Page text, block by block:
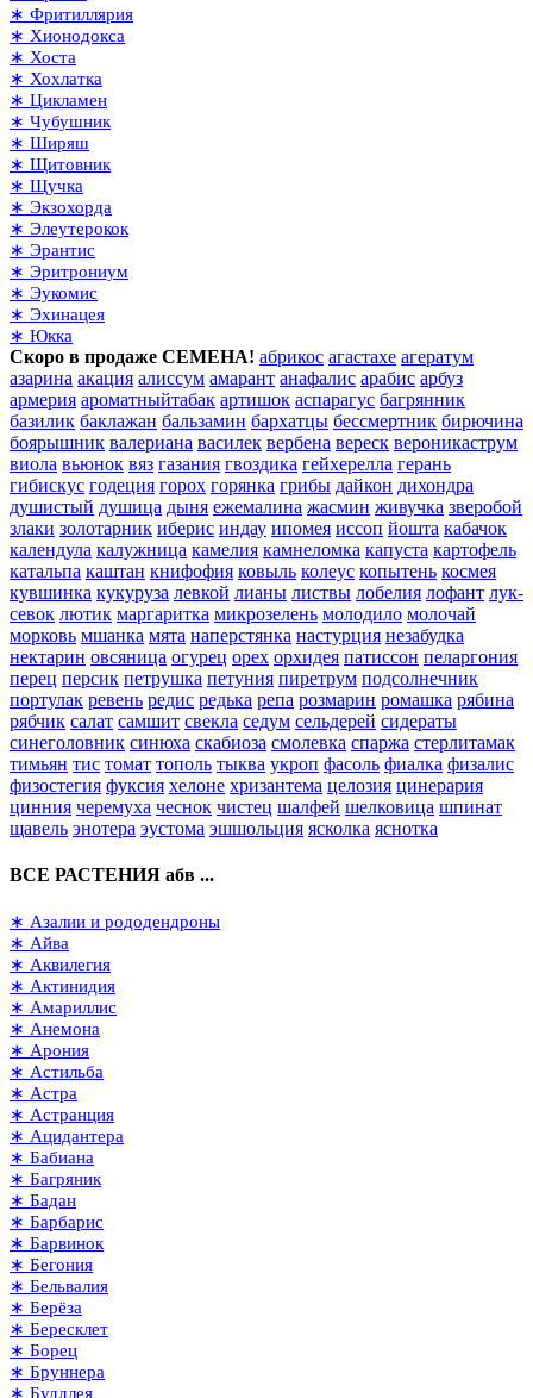
∗ Фритиллярия
∗ Хионодокса
∗ Хоста
∗ Хохлатка
∗ Цикламен
∗ Чубушник
∗ Ширяш
∗ Щитовник
∗ Щучка
∗ Экзохорда
∗ Элеутерокок
∗ Эрантис
∗ Эритрониум
∗ Эукомис
∗ Эхинацея
∗ Юкка
Скоро в продаже СЕМЕНА! абрикос агастахе агератум
азарина акация алиссум амарант анафалис арабис арбуз
армерия ароматныйтабак артишок аспарагус багрянник
базилик баклажан бальзамин бархатцы бессмертник бирючина
боярышник валериана василек вербена вереск вероникаструм
виола вьюнок вяз газания гвоздика гейхерелла герань
гибискус годеция горох горянка грибы дайкон дихондра
душистый душица дыня ежемалина жасмин живучка зверобой
злаки золотарник иберис индау ипомея иссоп йошта кабачок
календула калужница камелия камнеломка капуста картофель
катальпа каштан книфофия ковыль колеус копытень космея
кувшинка кукуруза левкой лианы листвы лобелия лофант лук-
севок лютик маргаритка микрозелень молодило молочай
морковь мшанка мята наперстянка настурция незабудка
нектарин овсяница огурец орех орхидея патиссон пеларгония
перец персик петрушка петуния пиретрум подсолнечник
портулак ревень редис редька репа розмарин ромашка рябина
рябчик салат самшит свекла седум сельдерей сидераты
синеголовник синюха скабиоза смолевка спаржа стерлитамак
тимьян тис томат тополь тыква укроп фасоль фиалка физалис
физостегия фуксия хелоне хризантема целозия цинерария
цинния черемуха чеснок чистец шалфей шелковица шпинат
щавель энотера эустома эшшольция ясколка яснотка
ВСЕ РАСТЕНИЯ абв ...
∗ Азалии и рододендроны
∗ Айва
∗ Аквилегия
∗ Актинидия
∗ Амариллис
∗ Анемона
∗ Арония
∗ Астильба
∗ Астра
∗ Астранция
∗ Ацидантера
∗ Бабиана
∗ Багряник
∗ Бадан
∗ Барбарис
∗ Барвинок
∗ Бегония
∗ Бельвалия
∗ Берёза
∗ Бересклет
∗ Борец
∗ Бруннера
∗ Буддлея